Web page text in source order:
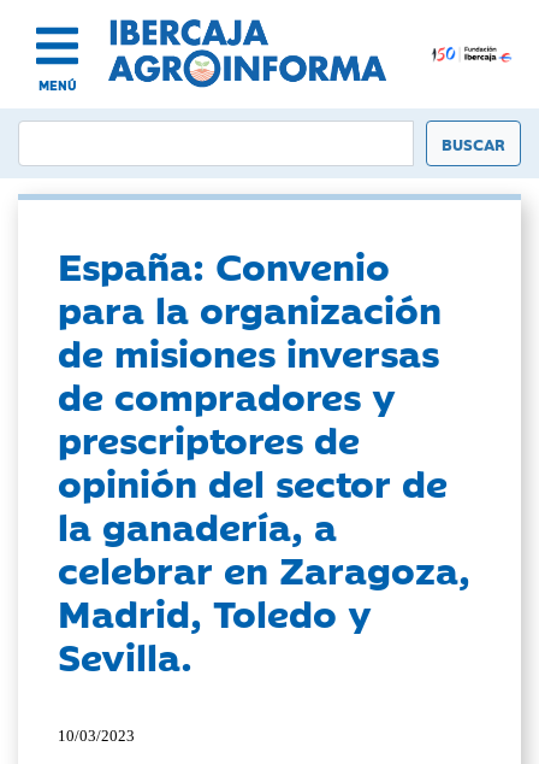
MENÚ
España: Convenio
para la organización
de misiones inversas
de compradores y
prescriptores de
opinión del sector de
la ganadería, a
celebrar en Zaragoza,
Madrid, Toledo y
Sevilla.
10/03/2023